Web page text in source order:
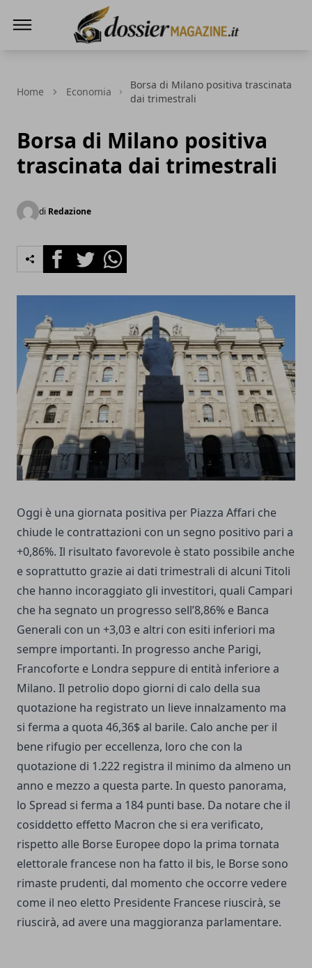
Home Economia
Borsa di Milano positiva trascinata
dai trimestrali
Borsa di Milano positiva
trascinata dai trimestrali
di Redazione
FacebookTwitterWhatsapp
Oggi è una giornata positiva per Piazza Affari che
chiude le contrattazioni con un segno positivo pari a
+0,86%. Il risultato favorevole è stato possibile anche
e soprattutto grazie ai dati trimestrali di alcuni Titoli
che hanno incoraggiato gli investitori, quali Campari
che ha segnato un progresso sell’8,86% e Banca
Generali con un +3,03 e altri con esiti inferiori ma
sempre importanti. In progresso anche Parigi,
Francoforte e Londra seppure di entità inferiore a
Milano. Il petrolio dopo giorni di calo della sua
quotazione ha registrato un lieve innalzamento ma
si ferma a quota 46,36$ al barile. Calo anche per il
bene rifugio per eccellenza, loro che con la
quotazione di 1.222 registra il minimo da almeno un
anno e mezzo a questa parte. In questo panorama,
lo Spread si ferma a 184 punti base. Da notare che il
cosiddetto effetto Macron che si era verificato,
rispetto alle Borse Europee dopo la prima tornata
elettorale francese non ha fatto il bis, le Borse sono
rimaste prudenti, dal momento che occorre vedere
come il neo eletto Presidente Francese riuscirà, se
riuscirà, ad avere una maggioranza parlamentare.